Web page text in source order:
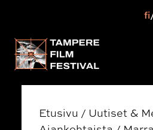
Päävalikko
fi
Etusivu / Uutiset &